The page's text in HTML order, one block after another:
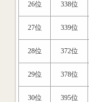
26位 338位
27位 339位
28位 372位
29位 378位
30位 395位